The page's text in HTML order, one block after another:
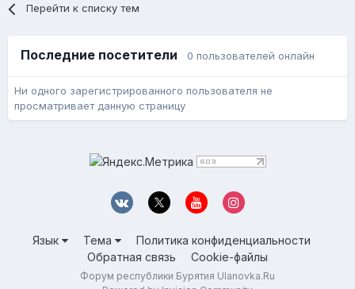
Перейти к списку тем
Последние посетители 0 пользователей онлайн
Ни одного зарегистрированного пользователя не
просматривает данную страницу
Язык Тема
Политика конфиденциальности
Обратная связь
Cookie-файлы
Форум республики Бурятия Ulanovka.Ru